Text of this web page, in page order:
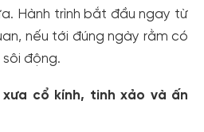
Hành trình bắt đầu ngay từ
nếu tới đúng ngày rằm có
động.
xưa cổ kính, tinh xảo và ấn